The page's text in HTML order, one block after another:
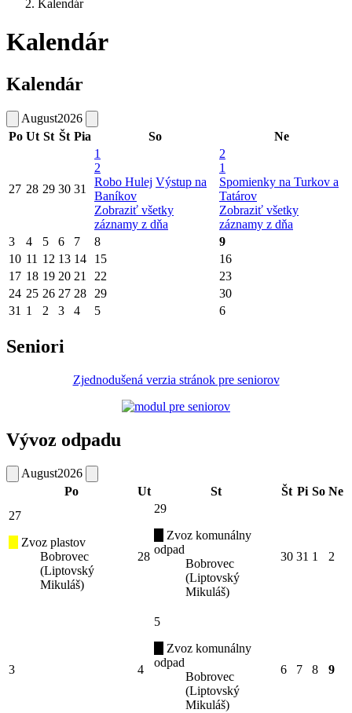
Kalendár
Kalendár
Kalendár
August2026
Po Ut St Št Pia So Ne
27 28 29 30 31
1
2
Robo Hulej Výstup na
Baníkov
Zobraziť všetky
záznamy z dňa
2
1
Spomienky na Turkov a
Tatárov
Zobraziť všetky
záznamy z dňa
3
4 5 6 7 8
9
10 11 12 13 14 15
16
17 18 19 20 21 22
23
24 25 26 27 28 29
30
31 1 2 3 4 5 6
Seniori
Zjednodušená verzia stránok pre seniorov
Vývoz odpadu
August2026
Po
Ut St Št Pi So Ne
27
Zvoz plastov
Bobrovec
(Liptovský
Mikuláš)
28
29
Zvoz komunálny
odpad
Bobrovec
(Liptovský
Mikuláš)
30 31 1 2
3 4
5
Zvoz komunálny
odpad
Bobrovec
(Liptovský
Mikuláš)
6 7 8 9